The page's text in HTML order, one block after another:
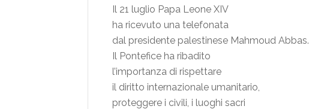
Il 21 luglio Papa Leone XIV
ha ricevuto una telefonata
dal presidente palestinese Mahmoud Abbas.
Il Pontefice ha ribadito
l’importanza di rispettare
il diritto internazionale umanitario,
proteggere i civili, i luoghi sacri